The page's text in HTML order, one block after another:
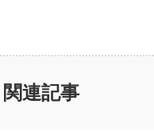
関連記事